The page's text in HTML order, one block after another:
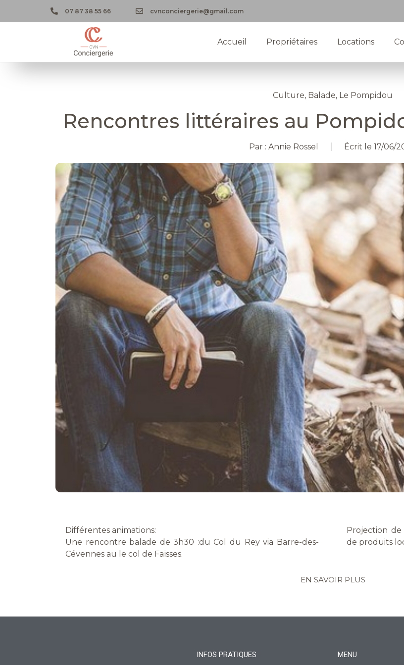
07 87 38 55 66 cvnconciergerie@gmail.com
Accueil Propriétaires Locations
Culture, Balade, Le Pompidou
Rencontres littéraires au
Par : Annie Rossel Écrit le 17/06/
Différentes animations:
Une rencontre balade de 3h30 :du Col du Rey via Barre-des-
Cévennes au le col de Faïsses.
Projection
de produits
EN SAVOIR PLUS
INFOS PRATIQUES MENU